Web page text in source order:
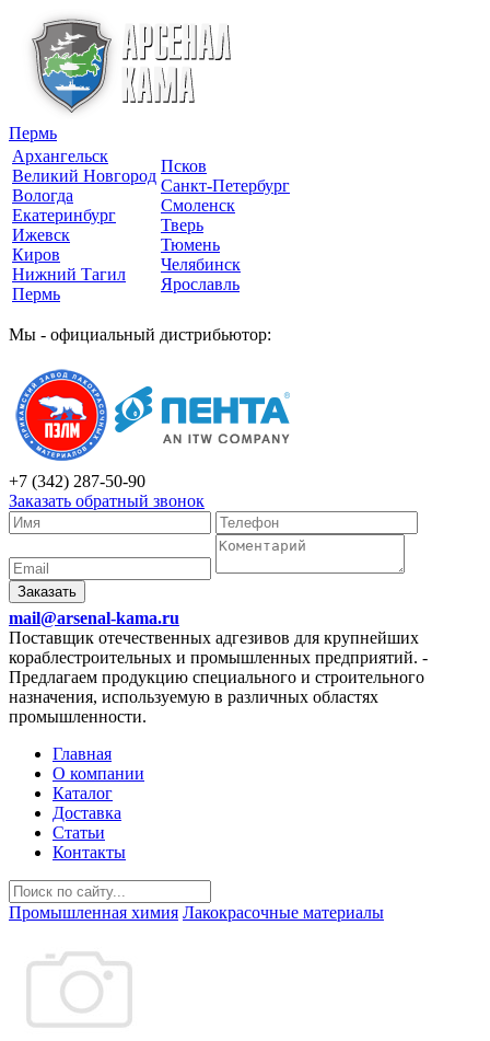
Пермь
Архангельск
Великий Новгород
Вологда
Екатеринбург
Ижевск
Киров
Нижний Тагил
Пермь
Псков
Санкт-Петербург
Смоленск
Тверь
Тюмень
Челябинск
Ярославль
Мы - официальный дистрибьютор:
+7 (342) 287-50-90
Заказать обратный звонок
Заказать
mail@arsenal-kama.ru
Поставщик отечественных адгезивов для крупнейших
кораблестроительных и промышленных предприятий. -
Предлагаем продукцию специального и строительного
назначения, используемую в различных областях
промышленности.
Главная
О компании
Каталог
Доставка
Статьи
Контакты
Промышленная химия Лакокрасочные материалы